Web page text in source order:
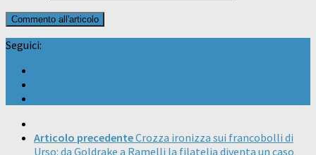
Seguici:
Articolo precedenteCrozza ironizza sui francobolli di
Urso: da Goldrake a Ramelli la filatelia diventa un caso